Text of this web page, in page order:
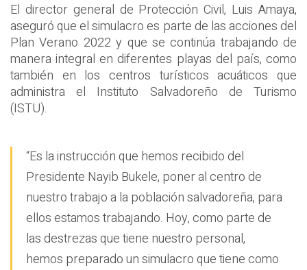
El director general de Protección Civil, Luis Amaya,
aseguró que el simulacro es parte de las acciones del
Plan Verano 2022 y que se continúa trabajando de
manera integral en diferentes playas del país, como
también en los centros turísticos acuáticos que
administra el Instituto Salvadoreño de Turismo
(ISTU).
“Es la instrucción que hemos recibido del
Presidente Nayib Bukele, poner al centro de
nuestro trabajo a la población salvadoreña, para
ellos estamos trabajando. Hoy, como parte de
las destrezas que tiene nuestro personal,
hemos preparado un simulacro que tiene como